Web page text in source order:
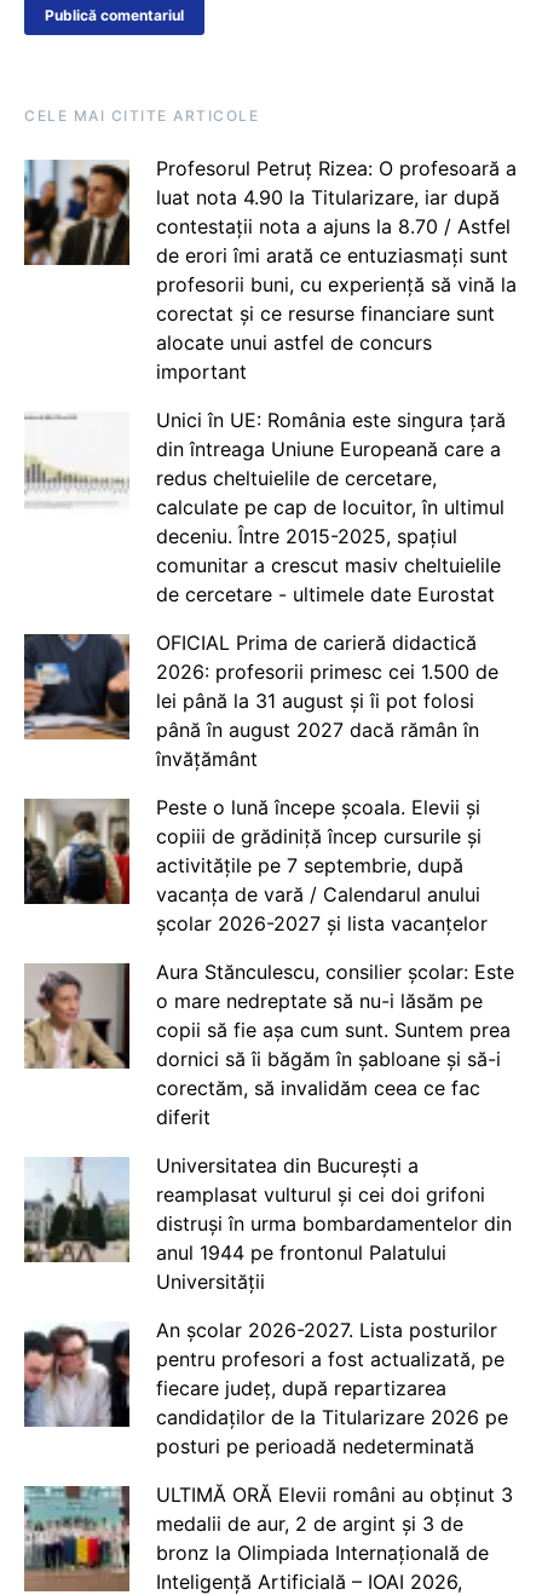
CELE MAI CITITE ARTICOLE
Profesorul Petruț Rizea: O profesoară a
luat nota 4.90 la Titularizare, iar după
contestații nota a ajuns la 8.70 / Astfel
de erori îmi arată ce entuziasmați sunt
profesorii buni, cu experiență să vină la
corectat și ce resurse financiare sunt
alocate unui astfel de concurs
important
Unici în UE: România este singura țară
din întreaga Uniune Europeană care a
redus cheltuielile de cercetare,
calculate pe cap de locuitor, în ultimul
deceniu. Între 2015-2025, spațiul
comunitar a crescut masiv cheltuielile
de cercetare - ultimele date Eurostat
OFICIAL Prima de carieră didactică
2026: profesorii primesc cei 1.500 de
lei până la 31 august și îi pot folosi
până în august 2027 dacă rămân în
învățământ
Peste o lună începe școala. Elevii și
copiii de grădiniță încep cursurile și
activitățile pe 7 septembrie, după
vacanța de vară / Calendarul anului
școlar 2026-2027 și lista vacanțelor
Aura Stănculescu, consilier școlar: Este
o mare nedreptate să nu-i lăsăm pe
copii să fie așa cum sunt. Suntem prea
dornici să îi băgăm în șabloane și să-i
corectăm, să invalidăm ceea ce fac
diferit
Universitatea din București a
reamplasat vulturul și cei doi grifoni
distruși în urma bombardamentelor din
anul 1944 pe frontonul Palatului
Universității
An școlar 2026-2027. Lista posturilor
pentru profesori a fost actualizată, pe
fiecare județ, după repartizarea
candidaților de la Titularizare 2026 pe
posturi pe perioadă nedeterminată
ULTIMĂ ORĂ Elevii români au obținut 3
medalii de aur, 2 de argint și 3 de
bronz la Olimpiada Internațională de
Inteligență Artificială – IOAI 2026,